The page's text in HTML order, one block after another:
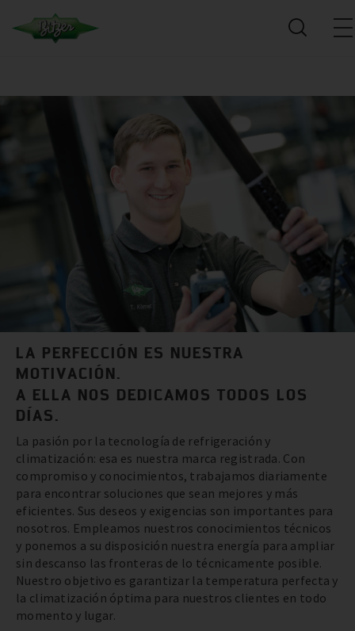
LA PERFECCIÓN ES NUESTRA
MOTIVACIÓN.
A ELLA NOS DEDICAMOS TODOS LOS
DÍAS.
La pasión por la tecnología de refrigeración y
climatización: esa es nuestra marca registrada. Con
compromiso y conocimientos, trabajamos diariamente
para encontrar soluciones que sean mejores y más
eficientes. Sus deseos y exigencias son importantes para
nosotros. Empleamos nuestros conocimientos técnicos
y ponemos a su disposición nuestra energía para ampliar
sin descanso las fronteras de lo técnicamente posible.
Nuestro objetivo es garantizar la temperatura perfecta y
la climatización óptima para nuestros clientes en todo
momento y lugar.